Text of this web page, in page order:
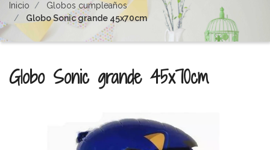
Inicio
Globos cumpleaños
Globo Sonic grande 45x70cm
Globo Sonic grande 45x70cm